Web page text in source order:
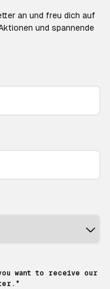
an und freu dich auf
und spannende
want to receive our